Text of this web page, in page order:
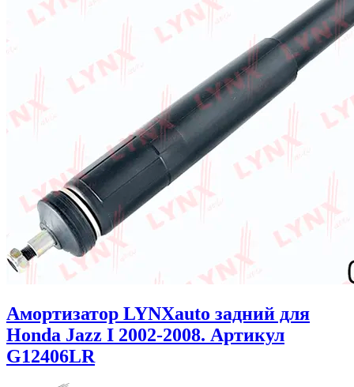
Амортизатор LYNXauto задний для
Honda Jazz I 2002-2008. Артикул
G12406LR